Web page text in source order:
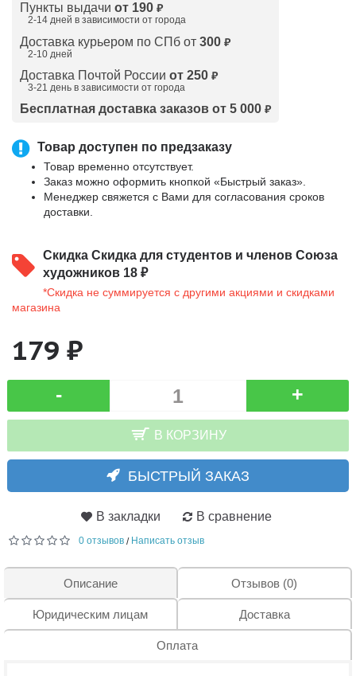
Пункты выдачи от 190 ₽
2-14 дней в зависимости от города
Доставка курьером по СПб от 300 ₽
2-10 дней
Доставка Почтой России от 250 ₽
3-21 день в зависимости от города
Бесплатная доставка заказов от 5 000 ₽
Товар доступен по предзаказу
Товар временно отсутствует.
Заказ можно оформить кнопкой «Быстрый заказ».
Менеджер свяжется с Вами для согласования сроков
доставки.
Скидка Скидка для студентов и членов Союза
художников 18 ₽
*Скидка не суммируется с другими акциями и скидками
магазина
179 ₽
- +
В КОРЗИНУ
БЫСТРЫЙ ЗАКАЗ
В закладки В сравнение
0 отзывов / Написать отзыв
Описание Отзывов (0)
Юридическим лицам Доставка
Оплата